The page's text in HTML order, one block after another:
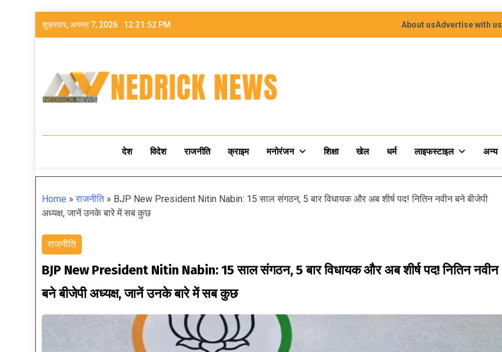
शुक्रवार, अगस्त 7, 2026 12:31:54 PM About usAdvertise with us
NEDRICK NEWS
देश विदेश राजनीति क्राइम मनोरंजन शिक्षा खेल धर्म लाइफस्टाइल अन्य
Home »राजनीति» BJP New President Nitin Nabin: 15 साल संगठन, 5 बार विधायक और अब शीर्ष पद! नितिन नवीन बने बीजेपी
अध्यक्ष, जानें उनके बारे में सब कुछ
राजनीति
BJP New President Nitin Nabin: 15 साल संगठन, 5 बार विधायक और अब शीर्ष पद! नितिन नवीन
बने बीजेपी अध्यक्ष, जानें उनके बारे में सब कुछ